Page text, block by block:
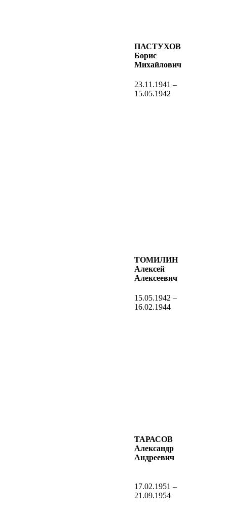
ПАСТУХОВ
Борис
Михайлович
23.11.1941 –
15.05.1942
ТОМИЛИН
Алексей
Алексеевич
15.05.1942 –
16.02.1944
ТАРАСОВ
Александр
Андреевич
17.02.1951 –
21.09.1954